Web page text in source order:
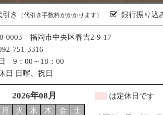
引き （代引き手数料がかかります） 銀行振り込
0003 福岡市中央区春吉2-9-17
751-3316
9：00～18：00
日 日曜、祝日
2026年08月
月 火 水 木 金 土
は定休日です